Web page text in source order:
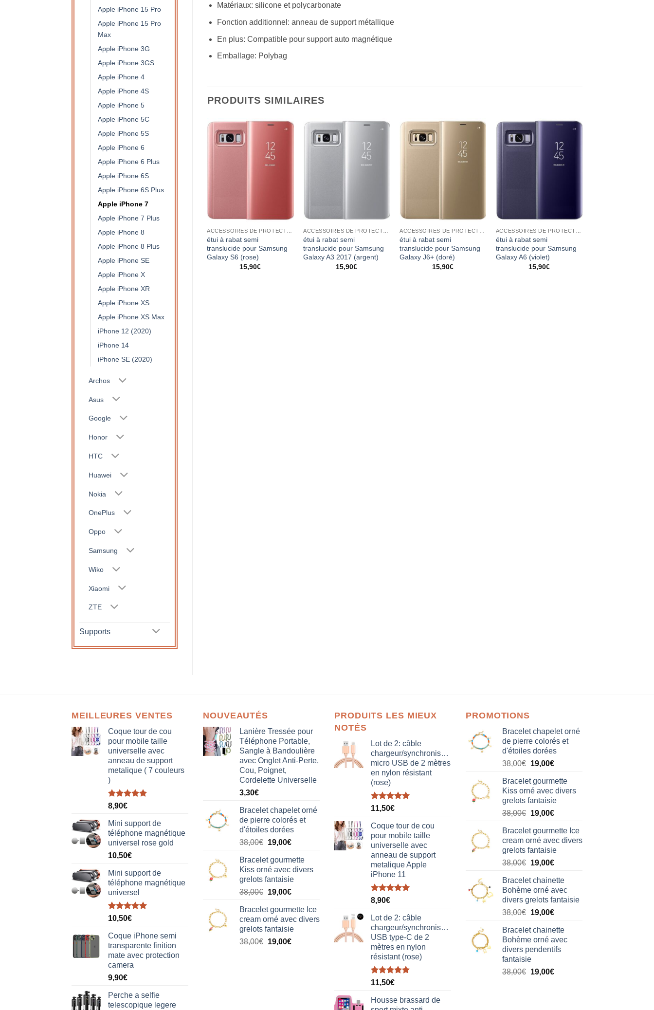
Apple iPhone 15 Pro
Apple iPhone 15 Pro
Max
Apple iPhone 3G
Apple iPhone 3GS
Apple iPhone 4
Apple iPhone 4S
Apple iPhone 5
Apple iPhone 5C
Apple iPhone 5S
Apple iPhone 6
Apple iPhone 6 Plus
Apple iPhone 6S
Apple iPhone 6S Plus
Apple iPhone 7
Apple iPhone 7 Plus
Apple iPhone 8
Apple iPhone 8 Plus
Apple iPhone SE
Apple iPhone X
Apple iPhone XR
Apple iPhone XS
Apple iPhone XS Max
iPhone 12 (2020)
iPhone 14
iPhone SE (2020)
Archos
Asus
Google
Honor
HTC
Huawei
Nokia
OnePlus
Oppo
Samsung
Wiko
Xiaomi
ZTE
Supports
Matériaux: silicone et polycarbonate
Fonction additionnel: anneau de support métallique
En plus: Compatible pour support auto magnétique
Emballage: Polybag
PRODUITS SIMILAIRES
étui à rabat semi
translucide pour Samsung
Galaxy S6 (rose)
15,90€
étui à rabat semi
translucide pour Samsung
Galaxy A3 2017 (argent)
15,90€
étui à rabat semi
translucide pour Samsung
Galaxy J6+ (doré)
15,90€
étui à rabat semi
translucide pour Samsung
Galaxy A6 (violet)
15,90€
ACCESSOIRES DE PROTECTION
translucide pour Samsung
Galaxy J6 (doré)
MEILLEURES VENTES
Coque tour de cou
pour mobile taille
universelle avec
anneau de support
metalique ( 7 couleurs
)
Note5.00
8,90€
Mini support de
téléphone magnétique
universel rose gold
10,50€
Mini support de
téléphone magnétique
universel
Note5.00
10,50€
Coque iPhone semi
transparente finition
mate avec protection
camera
9,90€
Perche a selfie
telescopique legere
NOUVEAUTÉS
Lanière Tressée pour
Téléphone Portable,
Sangle à Bandoulière
avec Onglet Anti-Perte,
Cou, Poignet,
Cordelette Universelle
3,30€
Bracelet chapelet orné
de pierre colorés et
d'étoiles dorées
38,00€ Le
initial
était :
38,00€.
19,00€Le
actuel
est :
19,00€.
Bracelet gourmette
Kiss orné avec divers
grelots fantaisie
38,00€ Le
initial
était :
38,00€.
19,00€Le
actuel
est :
19,00€.
Bracelet gourmette Ice
cream orné avec divers
grelots fantaisie
38,00€ Le
19,00€Le
PRODUITS LES MIEUX
NOTÉS
Lot de 2: câble
chargeur/synchronisation
micro USB de 2 mètres
en nylon résistant
(rose)
Note5.00
11,50€
Coque tour de cou
pour mobile taille
universelle avec
anneau de support
metalique Apple
iPhone 11
Note5.00
8,90€
Lot de 2: câble
chargeur/synchronisation
USB type-C de 2
mètres en nylon
résistant (rose)
Note5.00
11,50€
Housse brassard de
PROMOTIONS
Bracelet chapelet orné
de pierre colorés et
d'étoiles dorées
38,00€ Le
initial
était :
38,00€.
19,00€Le
actuel
est :
19,00€.
Bracelet gourmette
Kiss orné avec divers
grelots fantaisie
38,00€ Le
initial
était :
38,00€.
19,00€Le
actuel
est :
19,00€.
Bracelet gourmette Ice
cream orné avec divers
grelots fantaisie
38,00€ Le
initial
était :
38,00€.
19,00€Le
actuel
est :
19,00€.
Bracelet chainette
Bohème orné avec
divers grelots fantaisie
38,00€ Le
initial
était :
38,00€.
19,00€Le
actuel
est :
19,00€.
Bracelet chainette
Bohème orné avec
divers pendentifs
fantaisie
38,00€ Le
19,00€Le